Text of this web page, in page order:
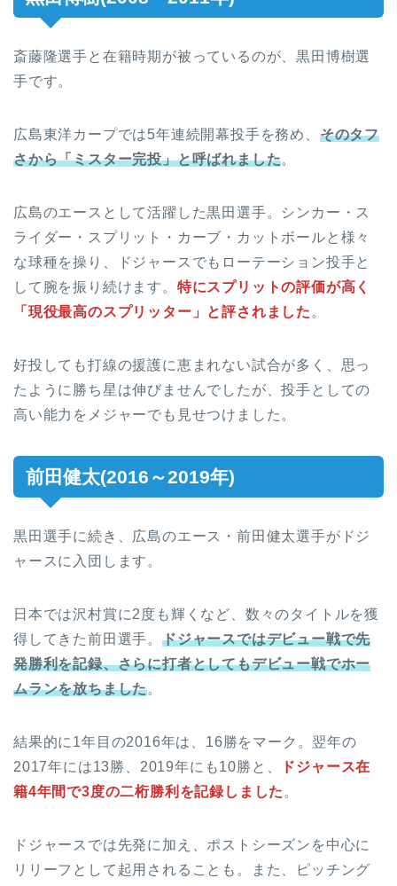
斎藤隆選手と在籍時期が被っているのが、黒田博樹選
手です。
広島東洋カープでは5年連続開幕投手を務め、 そのタフ
さから「ミスター完投」と呼ばれました。
広島のエースとして活躍した黒田選手。シンカー・ス
ライダー・スプリット・カーブ・カットボールと様々
な球種を操り、ドジャースでもローテーション投手と
して腕を振り続けます。 特にスプリットの評価が高く
「現役最高のスプリッター」と評されました 。
好投しても打線の援護に恵まれない試合が多く、思っ
たように勝ち星は伸びませんでしたが、投手としての
高い能力をメジャーでも見せつけました。
前田健太(2016～2019年)
黒田選手に続き、広島のエース・前田健太選手がドジ
ャースに入団します。
日本では沢村賞に2度も輝くなど、数々のタイトルを獲
得してきた前田選手。 ドジャースではデビュー戦で先
発勝利を記録、さらに打者としてもデビュー戦でホー
ムランを放ちました。
結果的に1年目の2016年は、16勝をマーク。翌年の
2017年には13勝、2019年にも10勝と、
ドジャース在
籍4年間で3度の二桁勝利を記録しました 。
ドジャースでは先発に加え、ポストシーズンを中心に
リリーフとして起用されることも。また、ピッチング